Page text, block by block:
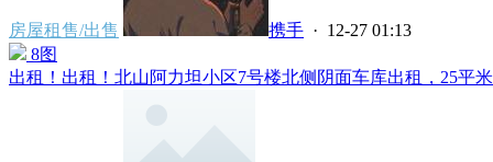
房屋租售/出售 携手 · 12-27 01:13
8图
出租！出租！北山阿力坦小区7号楼北侧阴面车库出租，25平